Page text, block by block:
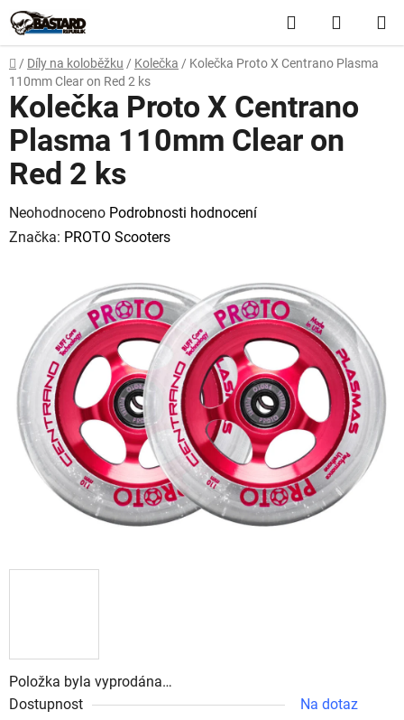
Přejít
na
obsah
Hledat
KOŠÍK
Domů
/ Díly na koloběžku / Kolečka / Kolečka Proto X Centrano Plasma
110mm Clear on Red 2 ks
Položka byla vyprodána…
Dostupnost
Na dotaz
Kolečka Proto X Centrano
Plasma 110mm Clear on
Red 2 ks
Průměrné
hodnocení
hvězdiček.
Neohodnoceno Podrobnosti hodnocení
Značka: PROTO Scooters